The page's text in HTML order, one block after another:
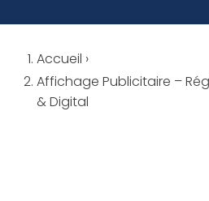
Accueil ›
Affichage Publicitaire –
& Digital